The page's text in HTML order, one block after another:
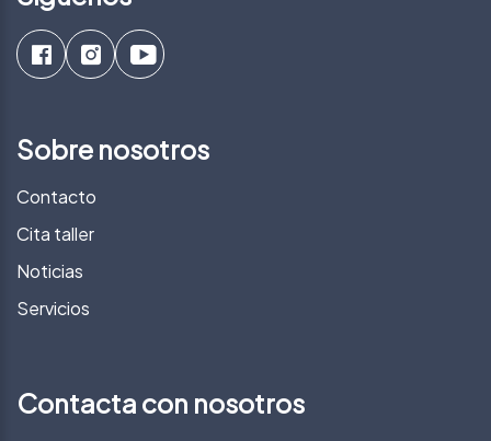
Sobre nosotros
Contacto
Cita taller
Noticias
Servicios
Contacta con nosotros